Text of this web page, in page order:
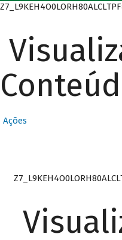
Ações